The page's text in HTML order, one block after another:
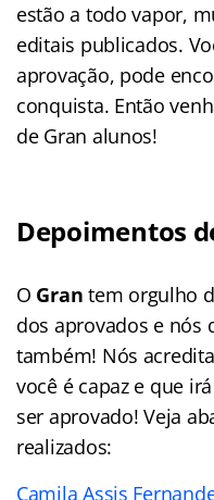
estão a todo vapor,
editais publicados.
aprovação, pode
conquista. Então
de Gran alunos!
Depoimentos
O Gran tem orgulho
dos aprovados e nós
também! Nós
você é capaz e que
ser aprovado! Veja
realizados:
Camila Assis